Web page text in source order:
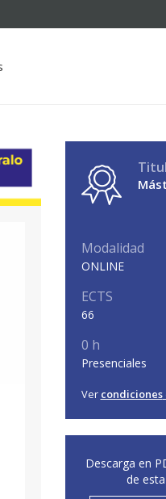
Modalidad
ONLINE
ECTS
66
0 h
Presenciales
Ver condiciones
Descarga en
de